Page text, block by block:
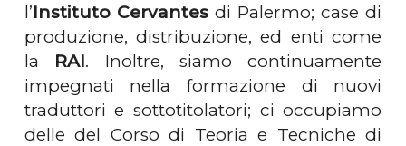
l’Instituto Cervantesdi Palermo; case di
produzione, distribuzione, ed enti come
la RAI. Inoltre, siamo continuamente
impegnati nella formazione di nuovi
traduttori e sottotitolatori; ci occupiamo
delle del Corso di Teoria e Tecniche di